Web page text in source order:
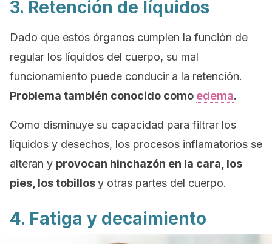
3. Retención de líquidos
Dado que estos órganos cumplen la función de
regular los líquidos del cuerpo, su mal
funcionamiento puede conducir a la retención.
Problema también conocido como edema.
Como disminuye su capacidad para filtrar los
líquidos y desechos, los procesos inflamatorios se
alteran y provocan hinchazón en la cara, los
pies, los tobillosy otras partes del cuerpo.
4. Fatiga y decaimiento